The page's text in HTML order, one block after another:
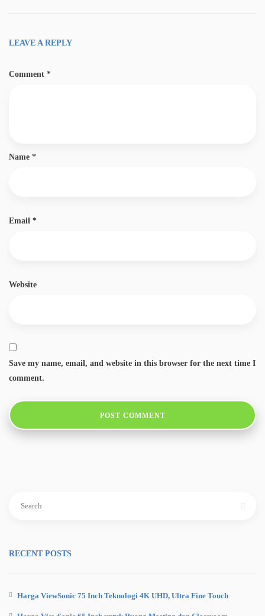
LEAVE A REPLY
Comment *
Name *
Email *
Website
Save my name, email, and website in this browser for the next time I
comment.
RECENT POSTS
Harga ViewSonic 75 Inch Teknologi 4K UHD, Ultra Fine Touch